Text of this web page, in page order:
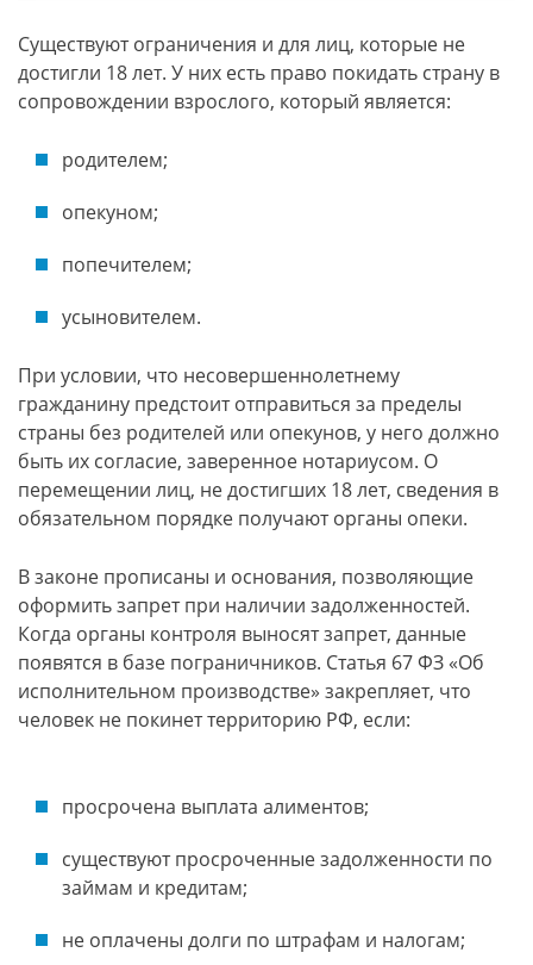
Существуют ограничения и для лиц, которые не
достигли 18 лет. У них есть право покидать страну в
сопровождении взрослого, который является:
родителем;
опекуном;
попечителем;
усыновителем.
При условии, что несовершеннолетнему
гражданину предстоит отправиться за пределы
страны без родителей или опекунов, у него должно
быть их согласие, заверенное нотариусом. О
перемещении лиц, не достигших 18 лет, сведения в
обязательном порядке получают органы опеки.
В законе прописаны и основания, позволяющие
оформить запрет при наличии задолженностей.
Когда органы контроля выносят запрет, данные
появятся в базе пограничников. Статья 67 ФЗ «Об
исполнительном производстве» закрепляет, что
человек не покинет территорию РФ, если:
просрочена выплата алиментов;
существуют просроченные задолженности по
займам и кредитам;
не оплачены долги по штрафам и налогам;